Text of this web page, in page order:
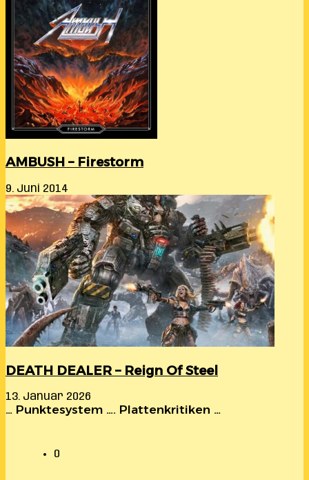
AMBUSH – Firestorm
9. Juni 2014
DEATH DEALER – Reign Of Steel
13. Januar 2026
… Punktesystem …. Plattenkritiken …
0